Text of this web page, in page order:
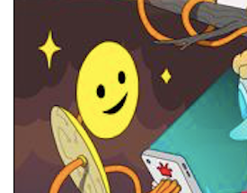
Шорт-лист претендентов
составят арт-критик
руководитель арт-
Марина Виноградова
и мультидисциплинарная
Горшенина. В финале